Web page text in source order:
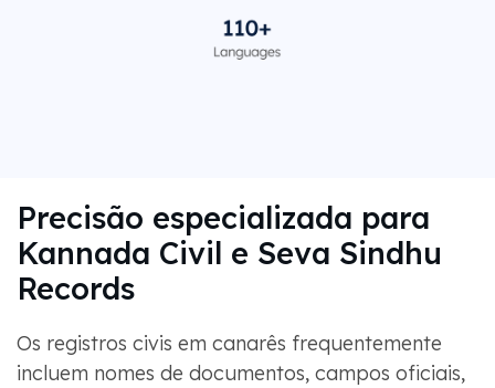
Precisão especializada para
Kannada Civil e Seva Sindhu
Records
Os registros civis em canarês frequentemente
incluem nomes de documentos, campos oficiais,